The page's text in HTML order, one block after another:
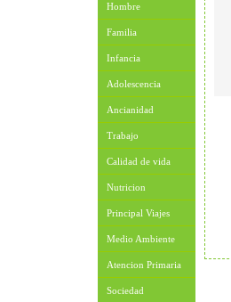
Hombre
Familia
Infancia
Adolescencia
Ancianidad
Trabajo
Calidad de vida
Nutricion
Principal Viajes
Medio Ambiente
Atencion Primaria
Sociedad